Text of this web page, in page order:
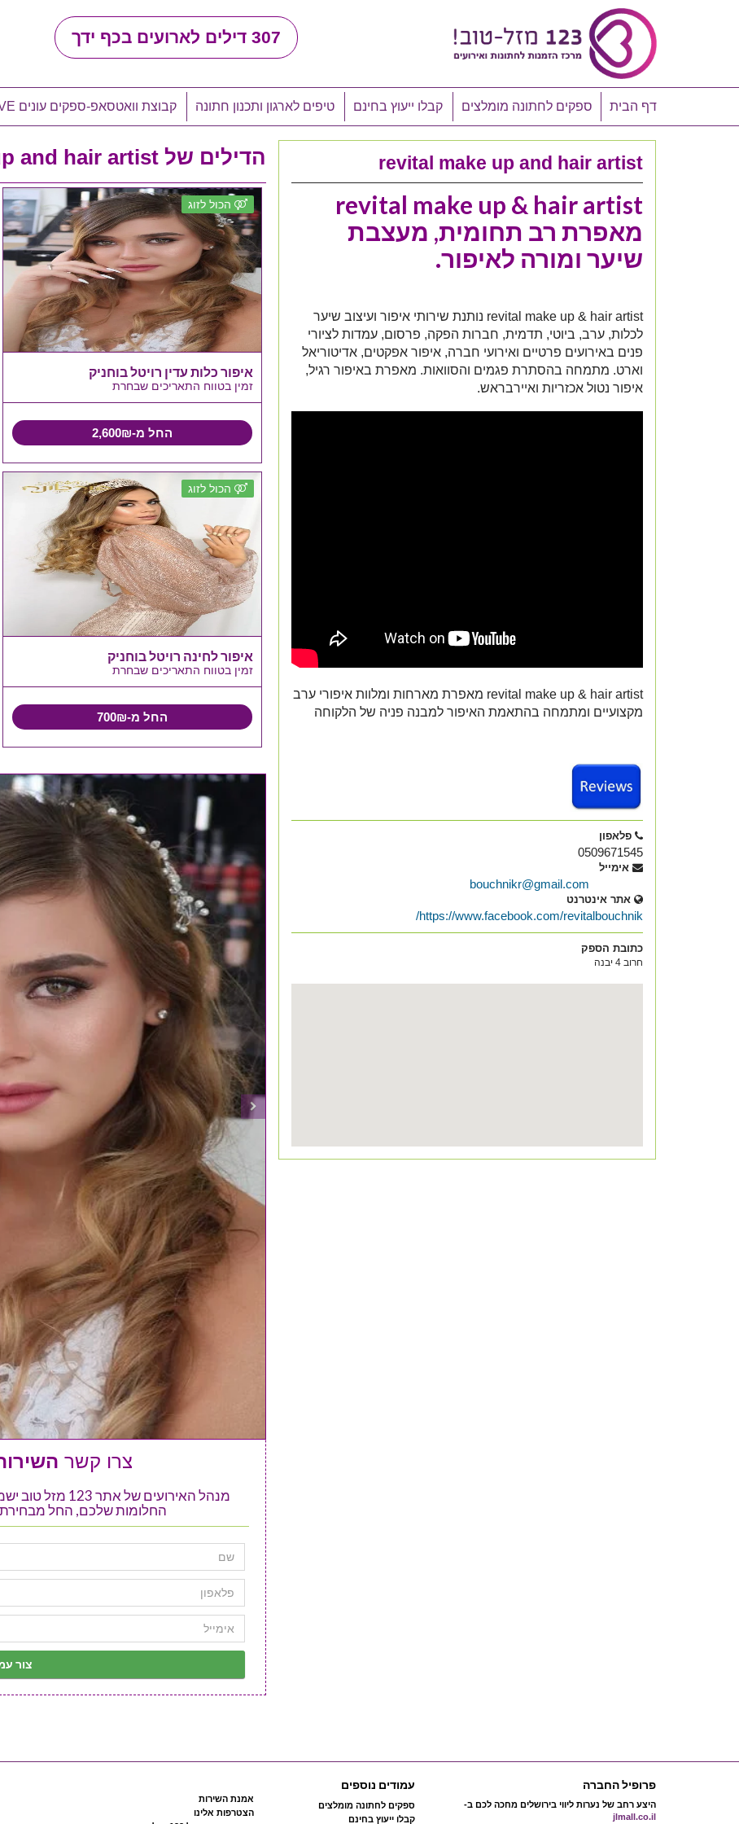
307 דילים לארועים בכף ידך
דף הבית ספקים לחתונה מומלצים קבלו ייעוץ בחינם טיפים לארגון ותכנון חתונה קבוצת וואטסאפ-ספקים עונים LIVE
revital make up and hair artist
revital make up & hair artist
מאפרת רב תחומית, מעצבת
שיער ומורה לאיפור.
revital make up & hair artist נותנת שירותי איפור ועיצוב שיער
לכלות, ערב, ביוטי, תדמית, חברות הפקה, פרסום, עמדות לציורי
פנים באירועים פרטיים ואירועי חברה, איפור אפקטים, אדיטוריאל
וארט. מתמחה בהסתרת פגמים והסוואות. מאפרת באיפור רגיל,
איפור נטול אכזריות ואיירבראש.
revital make up & hair artist מאפרת מארחות ומלוות איפורי ערב
מקצועיים ומתמחה בהתאמת האיפור למבנה פניה של הלקוחה
פלאפון
0509671545
אימייל
bouchnikr@gmail.com
אתר אינטרנט
https://www.facebook.com/revitalbouchnik/
כתובת הספק
חרוב 4 יבנה
הדילים של revital make up and hair artist
הכול לזוג
איפור כלות עדין רויטל בוחניק
זמין בטווח התאריכים שבחרת
החל מ-2,600₪
הכול לזוג
איפור לחינה רויטל בוחניק
זמין בטווח התאריכים שבחרת
החל מ-700₪
צרו קשר
מנהל האירועים
החלומות שלכם, החל
פרופיל החברה
היצע רחב של נערות ליווי בירושלים מחכה לכם ב-
jlmall.co.il
עמודים נוספים
ספקים לחתונה מומלצים
קבלו ייעוץ בחינם
אמנת השירות
הצטרפות אלינו